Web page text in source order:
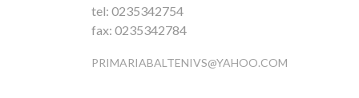
tel: 0235342754
fax: 0235342784
PRIMARIABALTENIVS@YAHOO.COM